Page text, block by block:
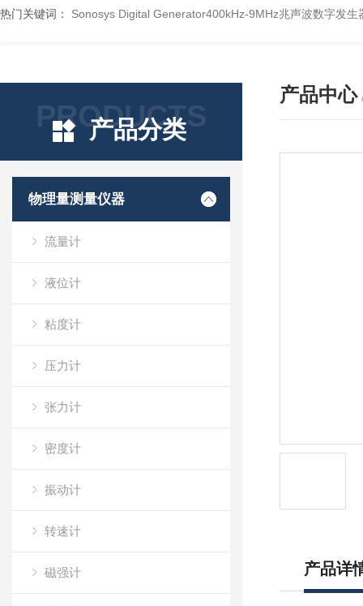
热门关键词： Sonosys Digital Generator400kHz-9MHz兆声波数字发生
PRODUCTS
产品分类
物理量测量仪器
流量计
液位计
粘度计
压力计
张力计
密度计
振动计
转速计
磁强计
产品中心
产品详